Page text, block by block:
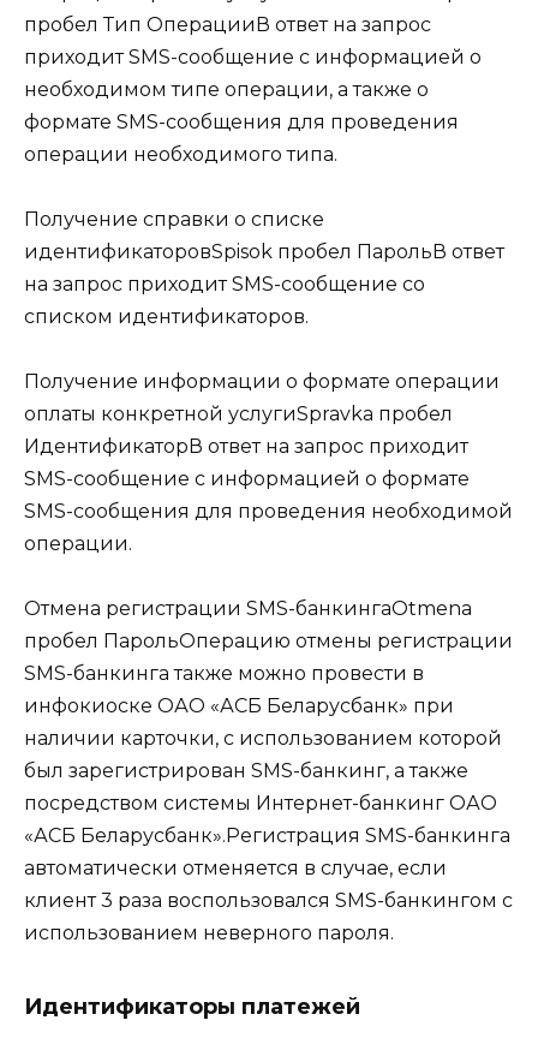
пробел Тип ОперацииВ ответ на запрос
приходит SMS-сообщение с информацией о
необходимом типе операции, а также о
формате SMS-сообщения для проведения
операции необходимого типа.
Получение справки о списке
идентификаторовSpisok пробел ПарольВ ответ
на запрос приходит SMS-сообщение со
списком идентификаторов.
Получение информации о формате операции
оплаты конкретной услугиSpravka пробел
ИдентификаторВ ответ на запрос приходит
SMS-сообщение с информацией о формате
SMS-сообщения для проведения необходимой
операции.
Отмена регистрации SMS-банкингаOtmena
пробел ПарольОперацию отмены регистрации
SMS-банкинга также можно провести в
инфокиоске ОАО «АСБ Беларусбанк» при
наличии карточки, с использованием которой
был зарегистрирован SMS-банкинг, а также
посредством системы Интернет-банкинг ОАО
«АСБ Беларусбанк».Регистрация SMS-банкинга
автоматически отменяется в случае, если
клиент 3 раза воспользовался SMS-банкингом с
использованием неверного пароля.
Идентификаторы платежей